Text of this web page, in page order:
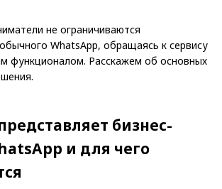
не ограничиваются
WhatsApp, обращаясь к сервису
функционалом. Расскажем об основных
бизнес-
и для чего